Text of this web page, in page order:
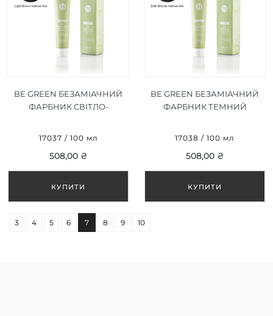
BE GREEN БЕЗАМІАЧНИЙ
ФАРБНИК СВІТЛО-
17037 / 100 мл
508,00 ₴
BE GREEN БЕЗАМІАЧНИЙ
ФАРБНИК ТЕМНИЙ
17038 / 100 мл
508,00 ₴
3 4 5 6 7 8 9 10